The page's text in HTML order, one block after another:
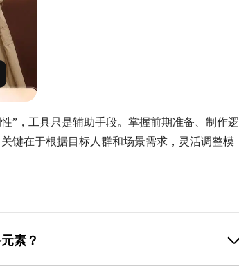
”，工具只是辅助手段。掌握前期准备、制作逻
键在于根据目标人群和场景需求，灵活调整模
素？